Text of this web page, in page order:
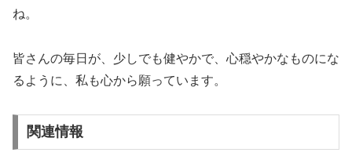
ね。
皆さんの毎日が、少しでも健やかで、心穏やかなものにな
るように、私も心から願っています。
関連情報